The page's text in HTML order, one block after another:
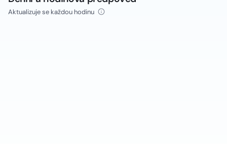
Aktualizuje se každou hodinu